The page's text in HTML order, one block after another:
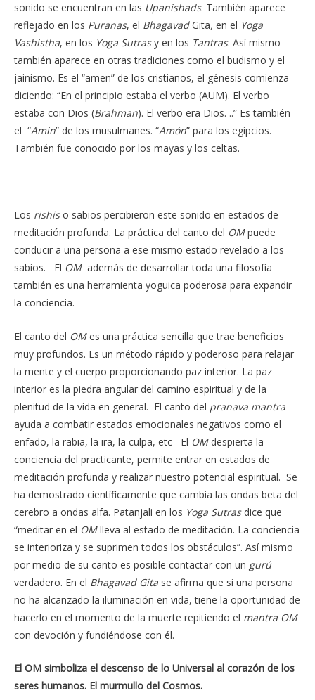
sonido se encuentran en las Upanishads. También aparece
reflejado en los Puranas, el BhagavadGita, en el Yoga
Vashistha, en los Yoga Sutrasy en los Tantras. Así mismo
también aparece en otras tradiciones como el budismo y el
jainismo. Es el “amen” de los cristianos, el génesis comienza
diciendo: “En el principio estaba el verbo (AUM). El verbo
estaba con Dios (Brahman). El verbo era Dios. ..” Es también
el “Amin” de los musulmanes. “Amón” para los egipcios.
También fue conocido por los mayas y los celtas.
Los rishiso sabios percibieron este sonido en estados de
meditación profunda. La práctica del canto del OMpuede
conducir a una persona a ese mismo estado revelado a los
sabios. El OMademás de desarrollar toda una filosofía
también es una herramienta yoguica poderosa para expandir
la conciencia.
El canto del OMes una práctica sencilla que trae beneficios
muy profundos. Es un método rápido y poderoso para relajar
la mente y el cuerpo proporcionando paz interior. La paz
interior es la piedra angular del camino espiritual y de la
plenitud de la vida en general. El canto del pranava mantra
ayuda a combatir estados emocionales negativos como el
enfado, la rabia, la ira, la culpa, etc El OMdespierta la
conciencia del practicante, permite entrar en estados de
meditación profunda y realizar nuestro potencial espiritual. Se
ha demostrado científicamente que cambia las ondas beta del
cerebro a ondas alfa. Patanjali en los Yoga Sutrasdice que
“meditar en el OMlleva al estado de meditación. La conciencia
se interioriza y se suprimen todos los obstáculos”. Así mismo
por medio de su canto es posible contactar con un gurú
verdadero. En el Bhagavad Gita se afirma que si una persona
no ha alcanzado la iluminación en vida, tiene la oportunidad de
hacerlo en el momento de la muerte repitiendo el mantra OM
con devoción y fundiéndose con él.
El OM simboliza el descenso de lo Universal al corazón de los
seres humanos. El murmullo del Cosmos.